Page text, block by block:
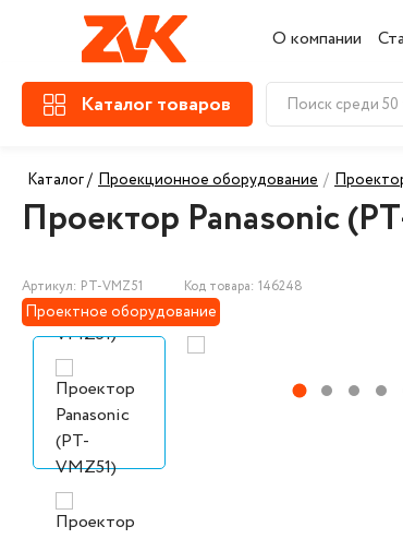
О компании
Каталог товаров
Каталог / Проекционное оборудование /
Проектор Panasonic
Артикул: PT-VMZ51 Код товара: 146248
Проектное оборудование